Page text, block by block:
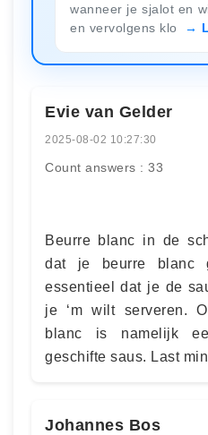
wanneer je sjalot en
en vervolgens klo
Evie van Gelder
2025-08-02 10:27:30
Count answers : 33
Beurre blanc in de
dat je beurre blanc
essentieel dat je de
je ‘m wilt serveren.
blanc is namelijk
geschifte saus. Last
Johannes Bos